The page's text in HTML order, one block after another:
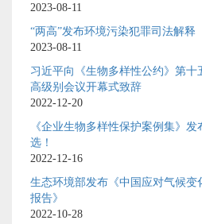
2023-08-11
“两高”发布环境污染犯罪司法解释
2023-08-11
习近平向《生物多样性公约》第
高级别会议开幕式致辞
2022-12-20
《企业生物多样性保护案例集》
选！
2022-12-16
生态环境部发布《中国应对气候变
报告》
2022-10-28